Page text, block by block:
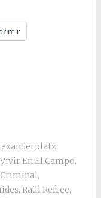
,
En El Campo,
,
, Raül Refree,